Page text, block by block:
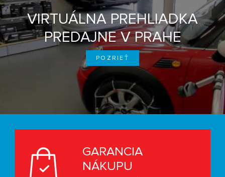
VIRTUÁLNA PREHLIADKA
PREDAJNE V PRAHE
POZRIEŤ
GARANCIA
NÁKUPU